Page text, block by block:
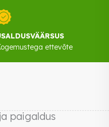
ettevõte
paigaldus